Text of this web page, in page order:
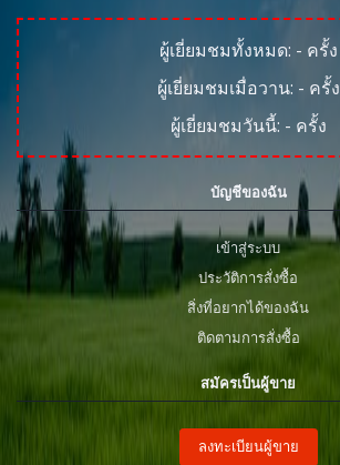
ผู้เยี่ยมชมทั้งหมด: - ครั้ง
ผู้เยี่ยมชมเมื่อวาน: - ครั้ง
ผู้เยี่ยมชมวันนี้: - ครั้ง
บัญชีของฉัน
เข้าสู่ระบบ
ประวัติการสั่งซื้อ
สิ่งที่อยากได้ของฉัน
ติดตามการสั่งซื้อ
สมัครเป็นผู้ขาย
ลงทะเบียนผู้ขาย